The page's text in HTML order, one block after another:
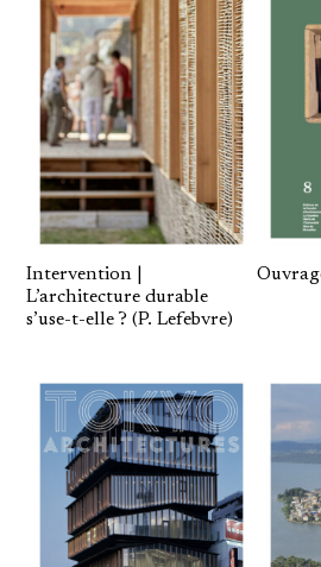
Intervention |
L’architecture durable
s’use-t-elle ? (P. Lefebvre)